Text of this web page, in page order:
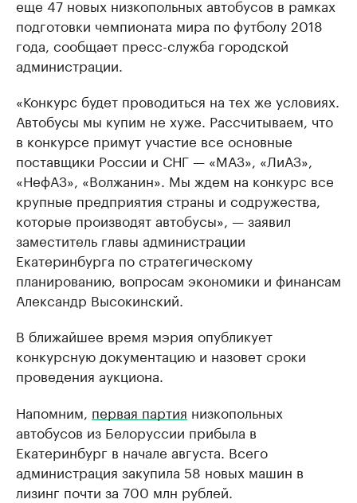
еще 47 новых низкопольных автобусов в рамках
подготовки чемпионата мира по футболу 2018
года, сообщает пресс-служба городской
администрации.
«Конкурс будет проводиться на тех же условиях.
Автобусы мы купим не хуже. Рассчитываем, что
в конкурсе примут участие все основные
поставщики России и СНГ — «МАЗ», «ЛиАЗ»,
«НефАЗ», «Волжанин». Мы ждем на конкурс все
крупные предприятия страны и содружества,
которые производят автобусы», — заявил
заместитель главы администрации
Екатеринбурга по стратегическому
планированию, вопросам экономики и финансам
Александр Высокинский.
В ближайшее время мэрия опубликует
конкурсную документацию и назовет сроки
проведения аукциона.
Напомним, первая партия низкопольных
автобусов из Белоруссии прибыла в
Екатеринбург в начале августа. Всего
администрация закупила 58 новых машин в
лизинг почти за 700 млн рублей.